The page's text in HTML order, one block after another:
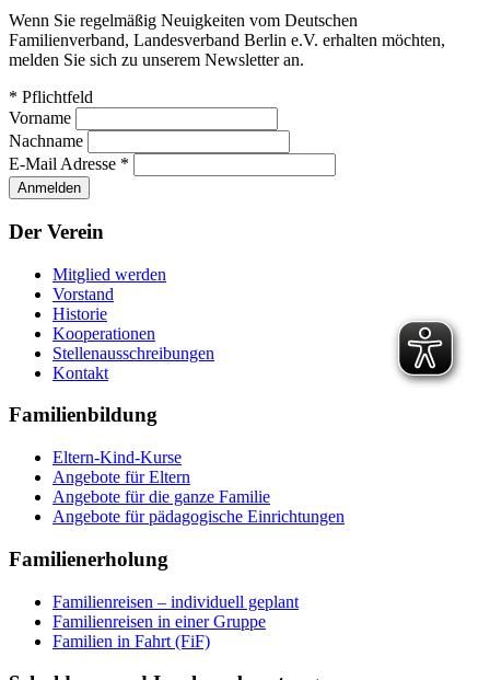
Wenn Sie regelmäßig Neuigkeiten vom Deutschen
Familienverband, Landesverband Berlin e.V. erhalten möchten,
melden Sie sich zu unserem Newsletter an.
* Pflichtfeld
Vorname
Nachname
E-Mail Adresse *
Der Verein
Mitglied werden
Vorstand
Historie
Kooperationen
Stellenausschreibungen
Kontakt
Familienbildung
Eltern-Kind-Kurse
Angebote für Eltern
Angebote für die ganze Familie
Angebote für pädagogische Einrichtungen
Familienerholung
Familienreisen – individuell geplant
Familienreisen in einer Gruppe
Familien in Fahrt (FiF)